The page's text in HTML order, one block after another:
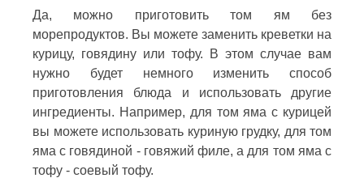
Да, можно приготовить том ям без
морепродуктов. Вы можете заменить креветки на
курицу, говядину или тофу. В этом случае вам
нужно будет немного изменить способ
приготовления блюда и использовать другие
ингредиенты. Например, для том яма с курицей
вы можете использовать куриную грудку, для том
яма с говядиной - говяжий филе, а для том яма с
тофу - соевый тофу.